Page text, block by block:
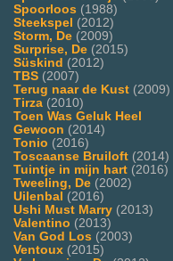
Spoorloos (1988)
Steekspel (2012)
Storm, De (2009)
Surprise, De (2015)
Süskind (2012)
TBS (2007)
Terug naar de Kust (2009)
Tirza (2010)
Toen Was Geluk Heel
Gewoon (2014)
Tonio (2016)
Toscaanse Bruiloft (2014)
Tuintje in mijn hart (2016)
Tweeling, De (2002)
Uilenbal (2016)
Ushi Must Marry (2013)
Valentino (2013)
Van God Los (2003)
Ventoux (2015)